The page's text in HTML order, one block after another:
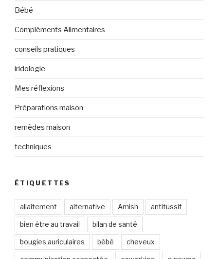
Bébé
Compléments Alimentaires
conseils pratiques
iridologie
Mes réflexions
Préparations maison
remèdes maison
techniques
ÉTIQUETTES
allaitement alternative Amish antitussif
bien être au travail bilan de santé
bougies auriculaires bébé cheveux